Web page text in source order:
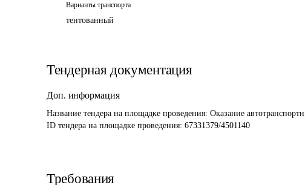
Варианты транспорта
тентованный
Тендерная документация
Доп. информация
Название тендера на площадке проведения: Оказание
ID тендера на площадке проведения: 67331379/4501140
Требования